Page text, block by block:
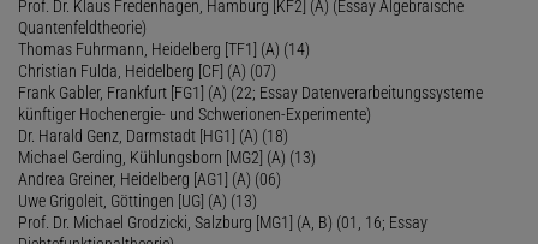
Prof. Dr. Klaus Fredenhagen, Hamburg [KF2] (A) (Essay Algebraische
Quantenfeldtheorie)
Thomas Fuhrmann, Heidelberg [TF1] (A) (14)
Christian Fulda, Heidelberg [CF] (A) (07)
Frank Gabler, Frankfurt [FG1] (A) (22; Essay Datenverarbeitungssysteme
künftiger Hochenergie- und Schwerionen-Experimente)
Dr. Harald Genz, Darmstadt [HG1] (A) (18)
Michael Gerding, Kühlungsborn [MG2] (A) (13)
Andrea Greiner, Heidelberg [AG1] (A) (06)
Uwe Grigoleit, Göttingen [UG] (A) (13)
Prof. Dr. Michael Grodzicki, Salzburg [MG1] (A, B) (01, 16; Essay